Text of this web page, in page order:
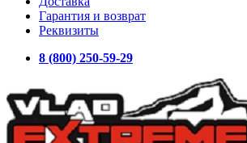
Гарантия и возврат
Реквизиты
8 (800) 250-59-29